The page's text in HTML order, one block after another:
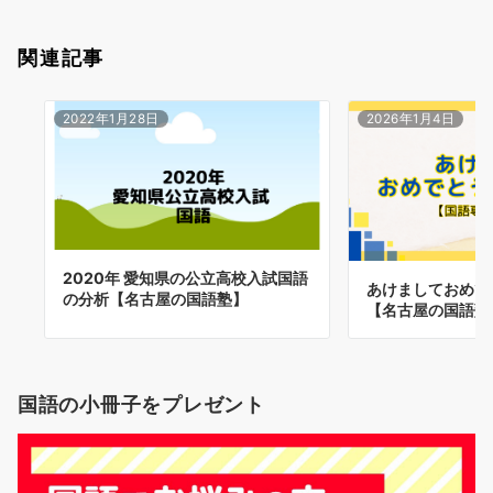
関連記事
2022年1月28日
2020年 愛知県の公立高校入試国語
の分析【名古屋の国語塾】
2026年1月4日
あけましておめ
【名古屋の国語
国語の小冊子をプレゼント